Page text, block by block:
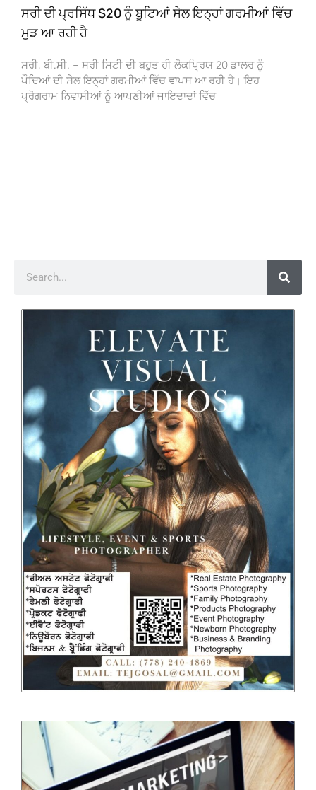
ਸਰੀ ਦੀ ਪ੍ਰਸਿੱਧ $20 ਨੂੰ ਬੂਟਿਆਂ ਸੇਲ ਇਨ੍ਹਾਂ ਗਰਮੀਆਂ ਵਿੱਚ
ਮੁੜ ਆ ਰਹੀ ਹੈ
ਸਰੀ, ਬੀ.ਸੀ. – ਸਰੀ ਸਿਟੀ ਦੀ ਬਹੁਤ ਹੀ ਲੋਕਪ੍ਰਿਯ 20 ਡਾਲਰ ਨੂੰ
ਪੌਦਿਆਂ ਦੀ ਸੇਲ ਇਨ੍ਹਾਂ ਗਰਮੀਆਂ ਵਿੱਚ ਵਾਪਸ ਆ ਰਹੀ ਹੈ। ਇਹ
ਪ੍ਰੋਗਰਾਮ ਨਿਵਾਸੀਆਂ ਨੂੰ ਆਪਣੀਆਂ ਜਾਇਦਾਦਾਂ ਵਿੱਚ